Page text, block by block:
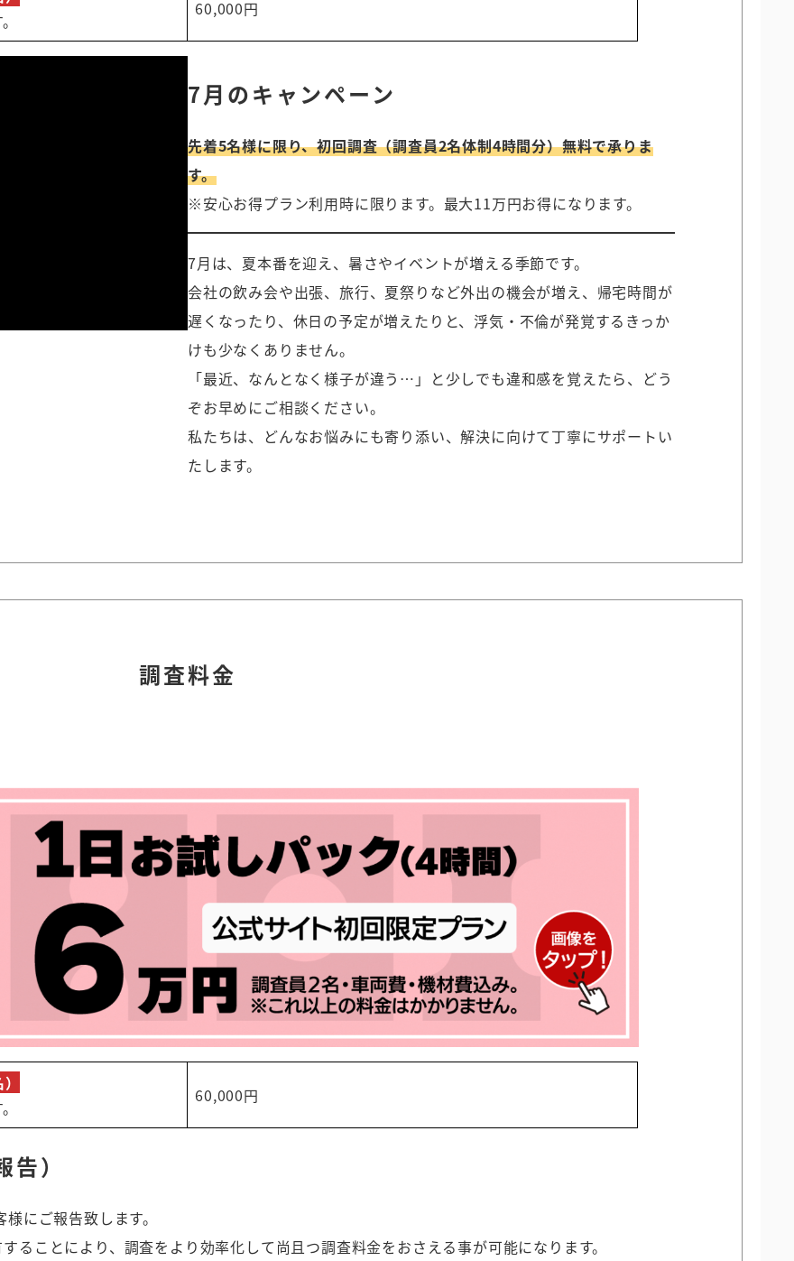
60,000円
7月のキャンペーン
先着5名様に限り、初回調査（調査員2名体制4時間分）無料で承りま
す。
※安心お得プラン利用時に限ります。最大11万円お得になります。
7月は、夏本番を迎え、暑さやイベントが増える季節です。
会社の飲み会や出張、旅行、夏祭りなど外出の機会が増え、帰宅時間が
遅くなったり、休日の予定が増えたりと、浮気・不倫が発覚するきっか
けも少なくありません。
「最近、なんとなく様子が違う…」と少しでも違和感を覚えたら、どう
ぞお早めにご相談ください。
私たちは、どんなお悩みにも寄り添い、解決に向けて丁寧にサポートい
たします。
調査料金
60,000円
）
にご報告致します。
ることにより、調査をより効率化して尚且つ調査料金をおさえる事が可能になります。